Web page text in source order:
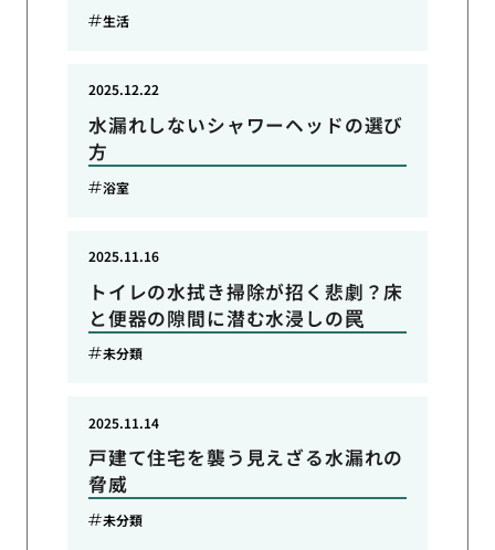
生活
水漏れしないシャワーヘッドの選び
方
2025.12.22
浴室
トイレの水拭き掃除が招く悲劇？床
と便器の隙間に潜む水浸しの罠
2025.11.16
未分類
戸建て住宅を襲う見えざる水漏れの
脅威
2025.11.14
未分類